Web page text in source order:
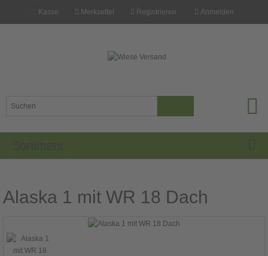
Kasse Merkzettel Registrieren Anmelden
Alaska 1 mit WR 18 Dach